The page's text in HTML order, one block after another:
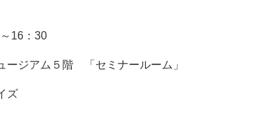
16：30
ージアム５階 「セミナールーム」
ズ